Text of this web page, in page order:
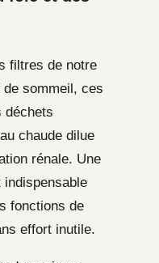
filtres de notre
sommeil, ces
déchets
chaude dilue
rénale. Une
indispensable
fonctions de
effort inutile.